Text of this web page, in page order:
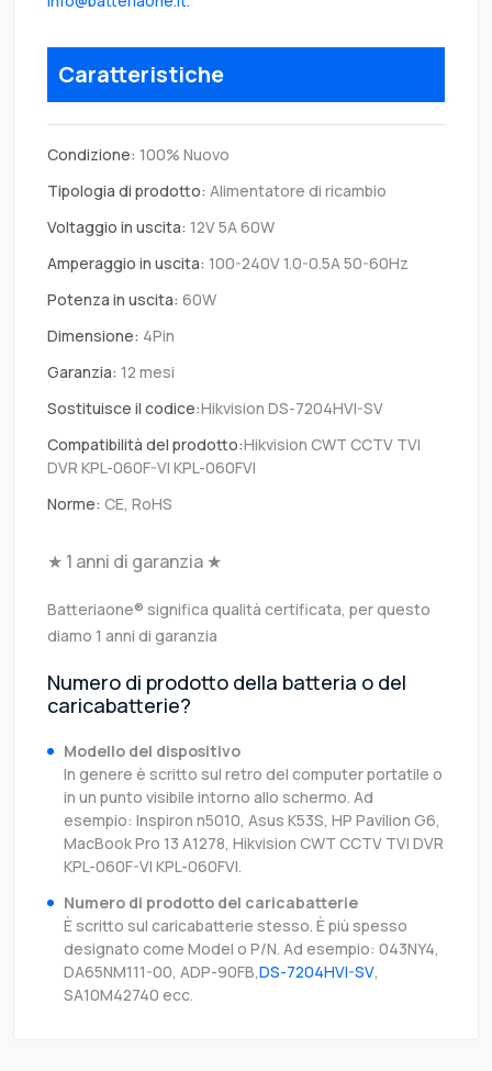
Caratteristiche
Condizione: 100% Nuovo
Tipologia di prodotto: Alimentatore di ricambio
Voltaggio in uscita: 12V 5A 60W
Amperaggio in uscita: 100-240V 1.0-0.5A 50-60Hz
Potenza in uscita: 60W
Dimensione: 4Pin
Garanzia: 12 mesi
Sostituisce il codice:Hikvision DS-7204HVI-SV
Compatibilità del prodotto:Hikvision CWT CCTV TVI
DVR KPL-060F-VI KPL-060FVI
Norme: CE, RoHS
★ 1 anni di garanzia ★
Batteriaone® significa qualità certificata, per questo
diamo 1 anni di garanzia
Numero di prodotto della batteria o del
caricabatterie?
Modello del dispositivo
In genere è scritto sul retro del computer portatile o
in un punto visibile intorno allo schermo. Ad
esempio: Inspiron n5010, Asus K53S, HP Pavilion G6,
MacBook Pro 13 A1278, Hikvision CWT CCTV TVI DVR
KPL-060F-VI KPL-060FVI.
Numero di prodotto del caricabatterie
È scritto sul caricabatterie stesso. È più spesso
designato come Model o P/N. Ad esempio: 043NY4,
DA65NM111-00, ADP-90FB,DS-7204HVI-SV,
SA10M42740 ecc.